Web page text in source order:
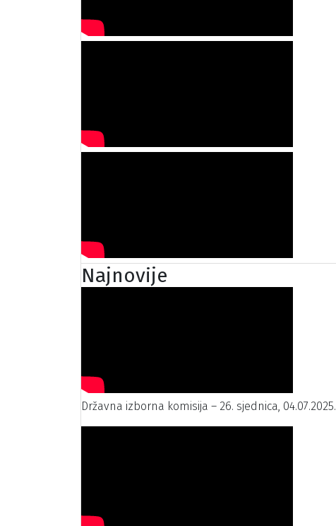
Najnovije
Državna izborna komisija – 26. sjednica, 04.07.2025.